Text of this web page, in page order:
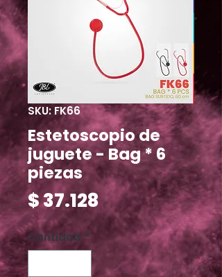
SKU: FK66
Estetoscopio de
juguete - Bag * 6
piezas
$ 37.128Precio
Cantidad *